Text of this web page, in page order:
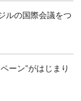
ルの国際会議をつ
ーン”がはじまり